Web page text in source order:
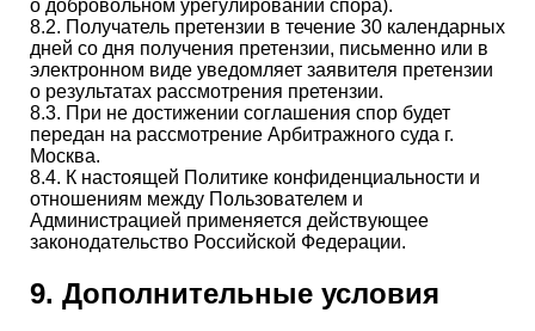
о добровольном урегулировании спора).
8.2. Получатель претензии в течение 30 календарных
дней со дня получения претензии, письменно или в
электронном виде уведомляет заявителя претензии
о результатах рассмотрения претензии.
8.3. При не достижении соглашения спор будет
передан на рассмотрение Арбитражного суда г.
Москва.
8.4. К настоящей Политике конфиденциальности и
отношениям между Пользователем и
Администрацией применяется действующее
законодательство Российской Федерации.
9. Дополнительные условия